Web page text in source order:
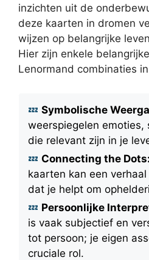
inzichten uit de
deze kaarten in dromen
wijzen op belangrijke
Hier zijn enkele
Lenormand combinaties
Symbolische
weerspiegelen emoties,
die relevant zijn in je
Connecting the Dots:
kaarten kan een
dat je helpt om
Persoonlijke
is vaak subjectief en
tot persoon; je eigen
cruciale rol.